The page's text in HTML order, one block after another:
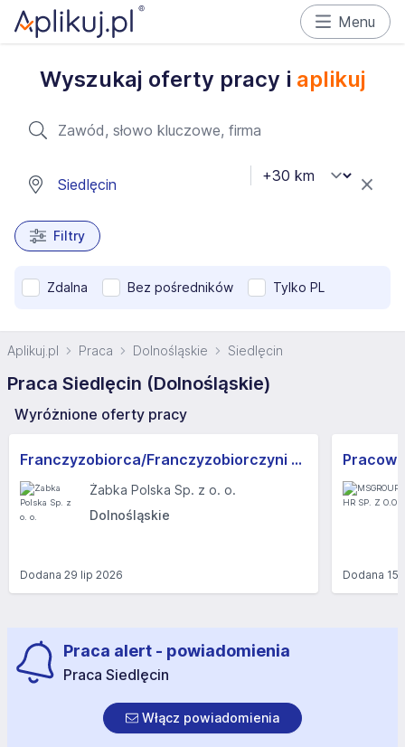
Menu
Wyszukaj oferty pracy i aplikuj
Filtry
Zdalna Bez pośredników Tylko PL
Aplikuj.pl Praca Dolnośląskie Siedlęcin
Praca Siedlęcin (Dolnośląskie)
Wyróżnione oferty pracy
Franczyzobiorca/Franczyzobiorczyni sklepu Żabka
Żabka Polska Sp. z o. o.
Dolnośląskie
Dodana 29 lip 2026 Dodana 15
Praca alert - powiadomienia
Praca Siedlęcin
Włącz powiadomienia